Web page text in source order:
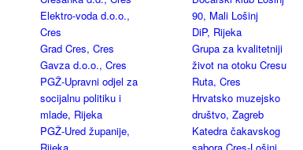
Elektro-voda d.o.o.,
Cres
Grad Cres, Cres
Gavza d.o.o., Cres
PGŽ-Upravni odjel za
socijalnu politiku i
mlade, Rijeka
PGŽ-Ured županije,
90, Mali Lošinj
DiP, Rijeka
Grupa za kvalitetniji
život na otoku Cresu
Ruta, Cres
Hrvatsko muzejsko
društvo, Zagreb
Katedra čakavskog